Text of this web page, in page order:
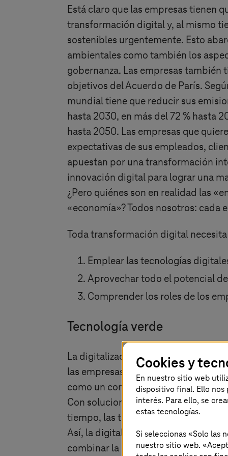
Está claro que las empresas tienen
transformación digital y, al mismo
sostenibles urgentemente. Esto
ambientales como también los
gobernanza. Las empresas también
objetivos del Acuerdo de París.
mundial tiene que reducir sus
hasta 2030, en más del 72 % hasta
hasta 2050. Las empresas que
expectativas de sus empleados,
apuestan por una transformación
innovación digital para lograr una
¿Pero quiénes son en realidad las
«economía»? Todos nosotros: cada
Toda transformación digital
Emplear las tecnologías
Aprovechar todo el potencial
Comprender los roles de los
Tecnología verde
La digitalización puede proteger el
las empresas deberían apostar
como un componente intrínseco de
Con soluciones digitales podemos
tiempo, las tecnologías digitales
Así, la digitalización puede ahorrar
combinar la sostenibilidad y la
Cookies y
En nuestro sitio web
dispositivo final. Ello
interés. Para ello, se
estas tecnologías.
Si seleccionas «Solo las
nuestro sitio web.